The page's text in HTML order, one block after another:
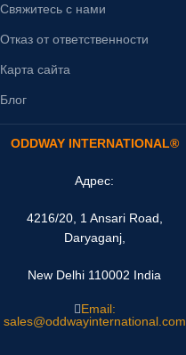
Свяжитесь с нами
Отказ от ответственности
Карта сайта
Блог
ODDWAY INTERNATIONAL®
Адрес:
4216/20, 1 Ansari Road,
Daryaganj,
New Delhi 110002 India
Email:
sales@oddwayinternational.com